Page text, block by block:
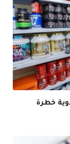
خطرة